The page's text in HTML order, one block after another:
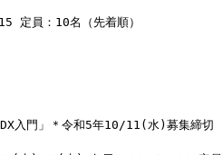
：10名（先着順）
入門」＊令和5年10/11(水)募集締切